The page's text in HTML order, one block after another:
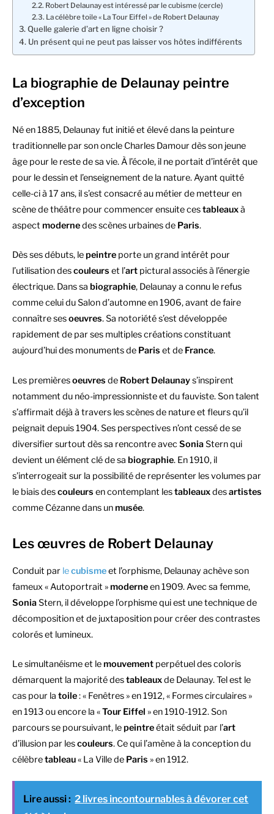
Robert Delaunay est intéressé par le cubisme (cercle)
La célèbre toile « La Tour Eiffel » de Robert Delaunay
Quelle galerie d’art en ligne choisir ?
Un présent qui ne peut pas laisser vos hôtes indifférents
La biographie de Delaunay peintre
d’exception
Né en 1885, Delaunay fut initié et élevé dans la peinture
traditionnelle par son oncle Charles Damour dès son jeune
âge pour le reste de sa vie. À l’école, il ne portait d’intérêt que
pour le dessin et l’enseignement de la nature. Ayant quitté
celle-ci à 17 ans, il s’est consacré au métier de metteur en
scène de théâtre pour commencer ensuite cestableauxà
aspect modernedes scènes urbaines de Paris.
Dès ses débuts, lepeintre porte un grand intérêt pour
l’utilisation descouleurs et l’art pictural associés à l’énergie
électrique. Dans sa biographie, Delaunay a connu le refus
comme celui du Salon d’automne en 1906, avant de faire
connaître sesoeuvres. Sa notoriété s’est développée
rapidement de par ses multiples créations constituant
aujourd’hui des monuments de Paris et de France.
Les premièresoeuvres de Robert Delaunays’inspirent
notamment du néo-impressionniste et du fauviste. Son talent
s’affirmait déjà à travers les scènes de nature et fleurs qu’il
peignait depuis 1904. Ses perspectives n’ont cessé de se
diversifier surtout dès sa rencontre avecSoniaStern qui
devient un élément clé de sa biographie. En 1910, il
s’interrogeait sur la possibilité de représenter les volumes par
le biais descouleurs en contemplant lestableauxdesartistes
comme Cézanne dans unmusée.
Les œuvres de Robert Delaunay
Conduit par lecubismeet l’orphisme, Delaunay achève son
fameux « Autoportrait »moderneen 1909. Avec sa femme,
SoniaStern, il développe l’orphisme qui est une technique de
décomposition et de juxtaposition pour créer des contrastes
colorés et lumineux.
Le simultanéisme et lemouvement perpétuel des coloris
démarquent la majorité destableauxde Delaunay. Tel est le
cas pour la toile: « Fenêtres » en 1912, « Formes circulaires »
en 1913 ou encore la «Tour Eiffel » en 1910-1912. Son
parcours se poursuivant, lepeintreétait séduit par l’art
d’illusion par lescouleurs. Ce qui l’amène à la conception du
célèbretableau« La Ville de Paris » en 1912.
Lire aussi : 2 livres incontournables à dévorer cet